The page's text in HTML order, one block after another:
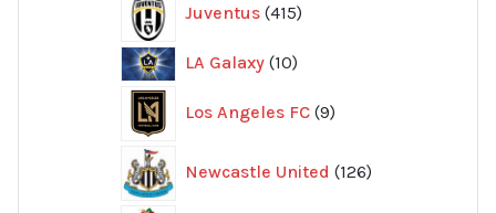
Juventus 415
produkter
LA Galaxy 1010
Los Angeles FC 9
produkter
Newcastle United 126
produkter